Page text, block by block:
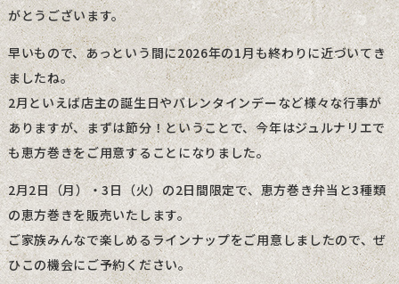
がとうございます。
早いもので、あっという間に2026年の1月も終わりに近づいてき
ましたね。
2月といえば店主の誕生日やバレンタインデーなど様々な行事が
ありますが、まずは節分！ということで、今年はジュルナリエで
も恵方巻きをご用意することになりました。
2月2日（月）・3日（火）の2日間限定で、恵方巻き弁当と3種類
の恵方巻きを販売いたします。
ご家族みんなで楽しめるラインナップをご用意しましたので、ぜ
ひこの機会にご予約ください。